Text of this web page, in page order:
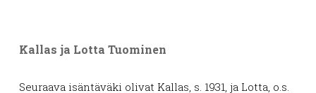
Kallas ja Lotta Tuominen
Seuraava isäntäväki olivat Kallas, s. 1931, ja Lotta, o.s.